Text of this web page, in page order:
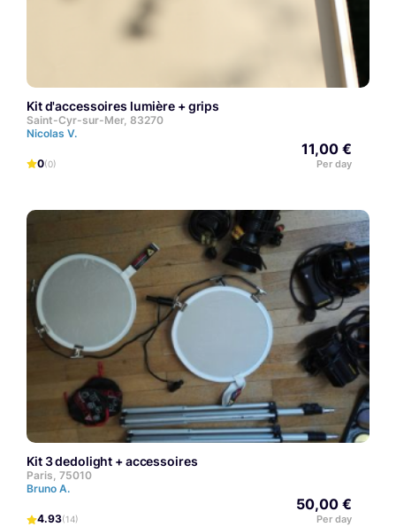
Kit d'accessoires lumière + grips
Saint-Cyr-sur-Mer, 83270
Nicolas V.
0(0)
11,00 €
Per day
kit 3 dedolight + accessoires
Paris, 75010
Bruno A.
4.93(14)
50,00 €
Per day